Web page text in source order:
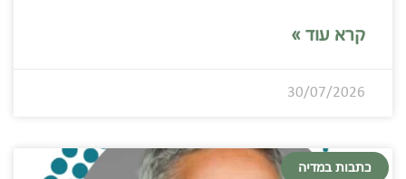
קרא עוד »
30/07/2026
כתבות במדיה